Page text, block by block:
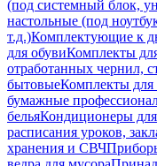
(под системный блок,
настольные (под
т.д.)Комплектующие к
для обувиКомплекты
отработанных чернил,
бытовыеКомплекты для
бумажные
бельяКондиционеры для
расписания уроков,
хранения и СВЧ